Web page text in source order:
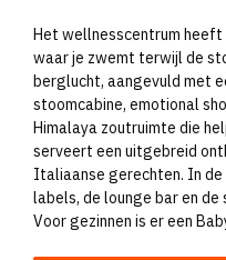
Het wellnesscentrum
waar je zwemt terwijl de
berglucht, aangevuld met
stoomcabine, emotional
Himalaya zoutruimte die
serveert een uitgebreid
Italiaanse gerechten. In
labels, de lounge bar en de
Voor gezinnen is er een